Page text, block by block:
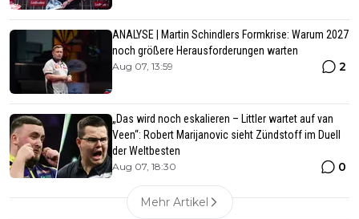
ANALYSE | Martin Schindlers Formkrise: Warum 2027
noch größere Herausforderungen warten
Aug 07, 13:59 2
„Das wird noch eskalieren – Littler wartet auf van
Veen“: Robert Marijanovic sieht Zündstoff im Duell
der Weltbesten
Aug 07, 18:30 0
Mehr Artikel